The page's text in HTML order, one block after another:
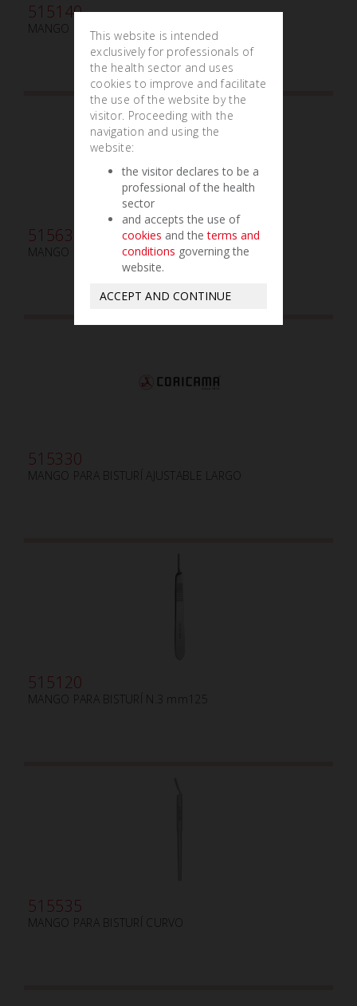
515140
MANGO PARA BISTURÍ N.3 mm125 BAD PARKER
515635
MANGO PARA BISTURÍ AJUSTABLE CORTO
515330
MANGO PARA BISTURÍ AJUSTABLE LARGO
515120
MANGO PARA BISTURÍ N.3 mm125
515535
MANGO PARA BISTURÍ CURVO
This website is intended
exclusively for professionals of
the health sector and uses
cookies to improve and facilitate
the use of the website by the
visitor. Proceeding with the
navigation and using the
website:
the visitor declares to be a
professional of the health
sector
and accepts the use of
cookies and theterms and
conditions governing the
website.
ACCEPT AND CONTINUE